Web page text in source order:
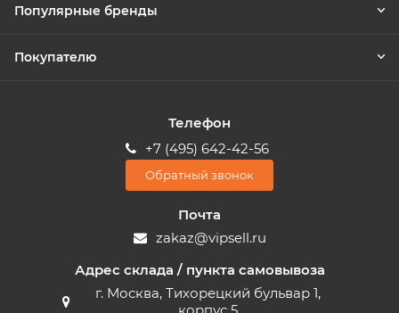
Популярные бренды
Покупателю
Телефон
+7 (495) 642-42-56
Обратный звонок
Почта
zakaz@vipsell.ru
Адрес склада / пункта самовывоза
г. Москва, Тихорецкий бульвар 1,